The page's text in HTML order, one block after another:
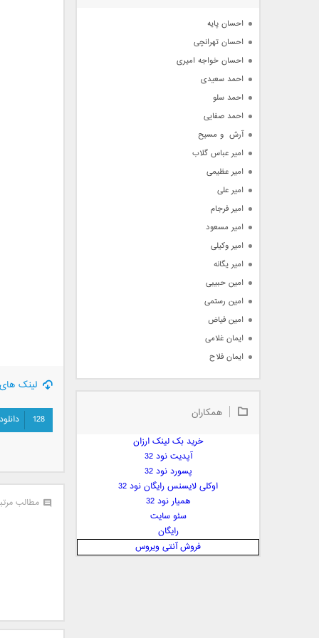
لینک
128
مطالب
احسان پایه
احسان تهرانچی
احسان خواجه امیری
احمد سعیدی
احمد سلو
احمد صفایی
آرش  و مسیح
امیر عباس گلاب
امیر عظیمی
امیر علی
امیر فرجام
امیر مسعود
امیر وکیلی
امیر یگانه
امین حبیبی
امین رستمی
امین فیاض
ایمان غلامی
ایمان فلاح
بابک جهانبخش
بابک مافی
بهنام صفوی
پارسا چیلیک
همکاران
خرید بک لینک ارزان
آپدیت نود 32
پسورد نود 32
اوکلی لایسنس رایگان نود 32
همیار نود 32
سئو سایت
رایگان
فروش آنتی ویروس